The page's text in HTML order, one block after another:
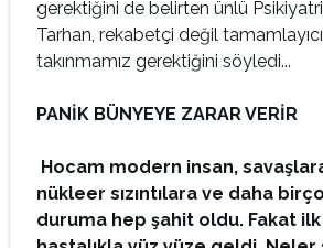
gerektiğini de belirten ünlü
Tarhan, rekabetçi değil
takınmamız gerektiğini söyledi...
PANİK BÜNYEYE ZARAR VERİR
Hocam modern insan,
nükleer sızıntılara ve daha
duruma hep şahit oldu. Fakat